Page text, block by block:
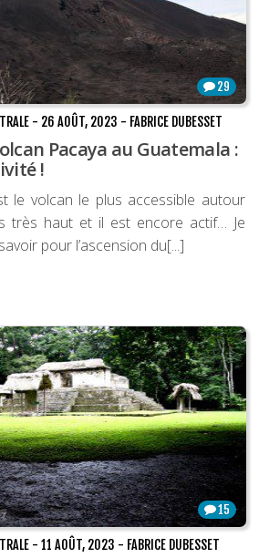
29
- 26 AOÛT, 2023 - FABRICE DUBESSET
Pacaya au Guatemala :
!
le volcan le plus accessible autour
très haut et il est encore actif… Je
pour l’ascension du[...]
15
- 11 AOÛT, 2023 - FABRICE DUBESSET